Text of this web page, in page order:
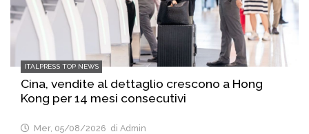
ITALPRESS TOP NEWS
Cina, vendite al dettaglio crescono a Hong
Kong per 14 mesi consecutivi
Mer, 05/08/2026 di Admin